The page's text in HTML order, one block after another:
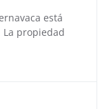
está
propiedad